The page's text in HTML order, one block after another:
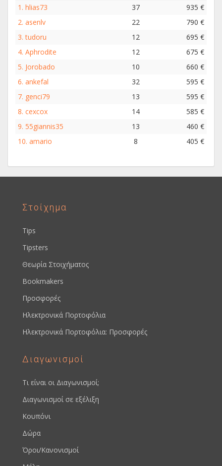
1. hlias73 37
935 €
2. asenlv 22
790 €
3.tudoru 12
695 €
4. Aphrodite 12
675 €
5. Jorobado 10
660 €
6. ankefal 32
595 €
7. genci79 13
595 €
8. cexcox 14
585 €
9. 55giannis35 13
460 €
10. amario 8 405 €
Στοίχημα
Tips
Tipsters
Θεωρία Στοιχήματος
Bookmakers
Προσφορές
Ηλεκτρονικά Πορτοφόλια
Ηλεκτρονικά Πορτοφόλια: Προσφορές
Διαγωνισμοί
Τι είναι οι Διαγωνισμοί;
Διαγωνισμοί σε εξέλιξη
Κουπόνι
Δώρα
Όροι/Κανονισμοί